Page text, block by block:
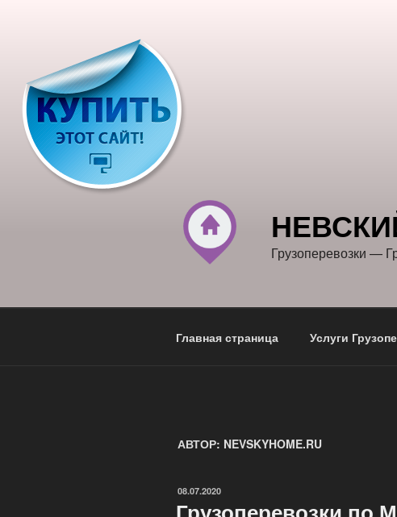
Грузоперевозки —
Главная страница Услуги
АВТОР: NEVSKYHOME.RU
ОПУБЛИКОВАНО
08.07.2020